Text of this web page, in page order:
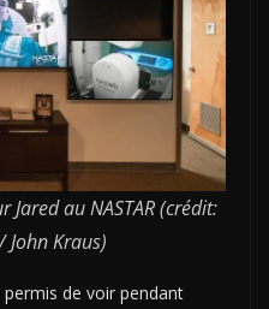
Jared au NASTAR (crédit:
Kraus)
de voir pendant